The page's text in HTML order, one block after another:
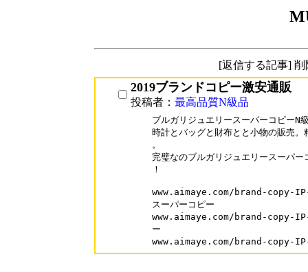
[返信する記事]
2019ブランドコピー激安通販
投稿者： 最高品質N級品
ブルガリジュエリースーパーコピーN
時計とバッグと財布とと小物の販売
。
完璧なのブルガリジュエリースーパ
！
www.aimaye.com/brand-copy-IP-
スーパーコピー
www.aimaye.com/brand-copy-IP-
ー
www.aimaye.com/brand-copy-